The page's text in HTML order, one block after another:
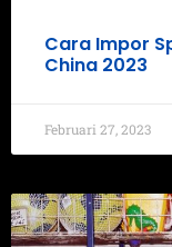
Cara Impor
China 2023
Februari 27, 2023